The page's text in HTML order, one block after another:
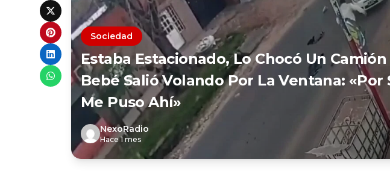
Sociedad
Estaba Estacionado, Lo Chocó Un
Bebé Salió Volando Por La Ventana: «Por
Me Puso Ahí»
NexoRadio
Hace 1 mes